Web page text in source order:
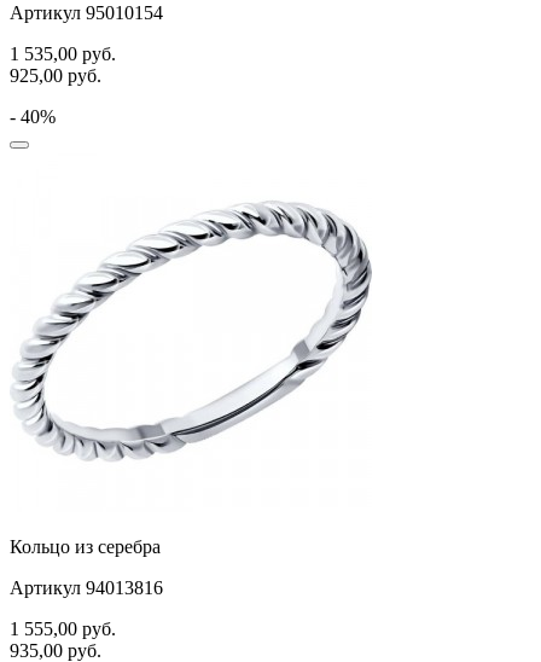
Артикул 95010154
1 535,00 руб.
925,00 руб.
- 40%
Кольцо из серебра
Артикул 94013816
1 555,00 руб.
935,00 руб.